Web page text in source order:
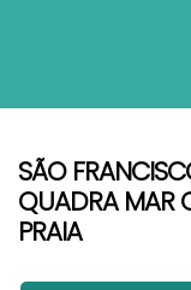
SÃO
QUADRA MAR
PRAIA